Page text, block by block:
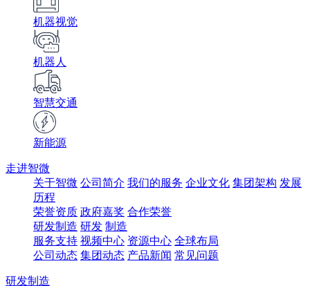
机器视觉
机器人
智慧交通
新能源
走进智微
关于智微 公司简介 我们的服务 企业文化 集团架构 发展
历程
荣誉资质 政府嘉奖 合作荣誉
研发制造 研发 制造
服务支持 视频中心 资源中心 全球布局
公司动态 集团动态 产品新闻 常见问题
研发制造